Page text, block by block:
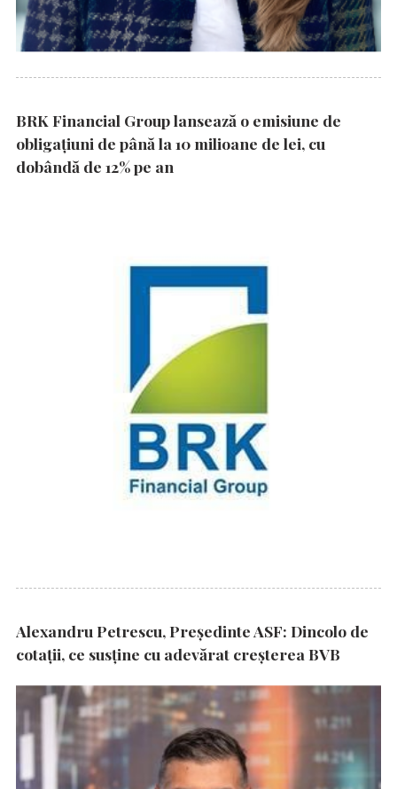
BRK Financial Group lansează o emisiune de
obligațiuni de până la 10 milioane de lei, cu
dobândă de 12% pe an
Alexandru Petrescu, Președinte ASF: Dincolo de
cotații, ce susține cu adevărat creșterea BVB